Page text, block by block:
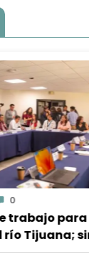
0
trabajo para
Tijuana; sin
acciones